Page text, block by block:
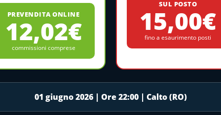
PREVENDITA ONLINE
12,02€
commissioni comprese
SUL POSTO
15,00€
fino a esaurimento posti
01 giugno 2026 | Ore 22:00 | Calto (RO)